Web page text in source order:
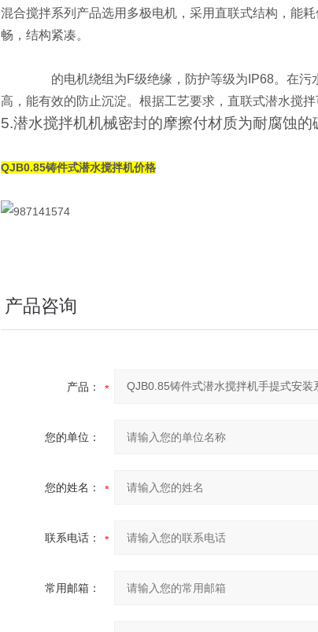
混合搅拌系列产品选用多极电机，采用直联式结构，能
畅，结构紧凑。
的电机绕组为F级绝缘，防护等级为IP68。在污水
高，能有效的防止沉淀。根据工艺要求，直联式潜水搅拌
5.潜水搅拌机机械密封的摩擦付材质为耐腐蚀
QJB0.85铸件式潜水搅拌机价格
产品咨询
产品：
您的单位：
您的姓名：
联系电话：
常用邮箱：